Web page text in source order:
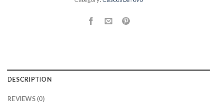
DESCRIPTION
REVIEWS (0)